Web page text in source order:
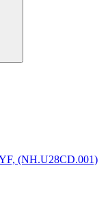
(NH.U28CD.001)